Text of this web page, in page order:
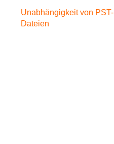
Unabhängigkeit von PST-
Dateien